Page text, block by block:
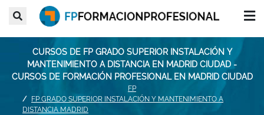
CURSOS DE FP GRADO SUPERIOR INSTALACIÓN Y
MANTENIMIENTO A DISTANCIA EN MADRID CIUDAD -
CURSOS DE FORMACIÓN PROFESIONAL EN MADRID CIUDAD
FP
FP GRADO SUPERIOR INSTALACIÓN Y MANTENIMIENTO A
DISTANCIA MADRID